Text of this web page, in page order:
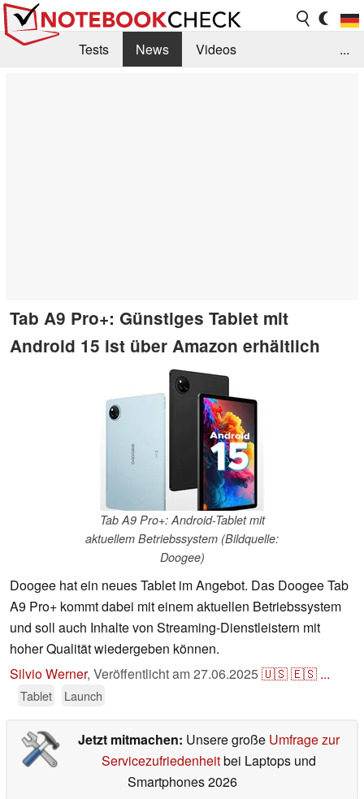
Tests News
Videos
...
Tab A9 Pro+: Günstiges Tablet mit
Android 15 ist über Amazon erhältlich
Tab A9 Pro+: Android-Tablet mit
aktuellem Betriebssystem (Bildquelle:
Doogee)
Doogee hat ein neues Tablet im Angebot. Das Doogee Tab
A9 Pro+ kommt dabei mit einem aktuellen Betriebssystem
und soll auch Inhalte von Streaming-Dienstleistern mit
hoher Qualität wiedergeben können.
Silvio Werner, Veröffentlicht am27.06.2025🇺🇸🇪🇸 ...
Tablet Launch
Jetzt mitmachen: Unsere große Umfrage zur
Servicezufriedenheitbei Laptops und
Smartphones 2026